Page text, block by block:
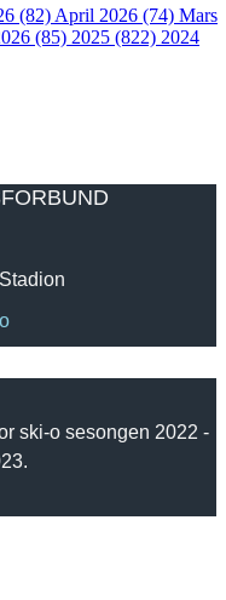
(82) April 2026 (74) Mars
(85) 2025 (822) 2024
ski-o sesongen 2022 -